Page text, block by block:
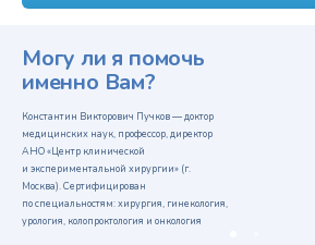
Могу ли я помочь
именно Вам?
Константин Викторович Пучков — доктор
медицинских наук, профессор, директор
АНО «Центр клинической
и экспериментальной хирургии» (г.
Москва). Сертифицирован
по специальностям: хирургия, гинекология,
урология, колопроктология и онкология